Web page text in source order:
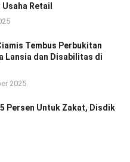
Usaha Retail
Tembus Perbukitan
Lansia dan Disabilitas di
2025
Persen Untuk Zakat, Disdik